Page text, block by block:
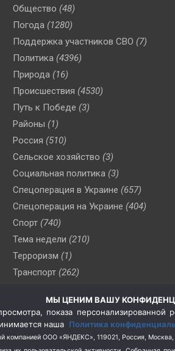
Общество (48)
Погода (1280)
Поддержка участников СВО (7)
Политика (4396)
Природа (16)
Происшествия (4530)
Путь к Победе (3)
Районы (1)
Россия (510)
Сельское хозяйство (3)
Социальная политика (3)
Спецоперация в Украине (657)
Спецоперация на Украине (404)
Спорт (740)
Тема недели (210)
Терроризм (1)
Транспорт (262)
(76)
Цены (2)
Школа и спорт (2)
МЫ ЦЕНИМ ВАШУ
показа
наша Политика
компанией ООО «ЯНДЕКС», 119021, Россия,